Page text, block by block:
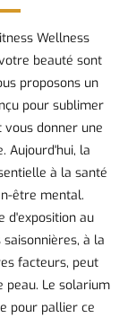
Wellness
beauté sont
proposons un
pour sublimer
donner une
Aujourd'hui, la
à la santé
être mental.
d'exposition au
à la
facteurs, peut
peau. Le solarium
pour pallier ce